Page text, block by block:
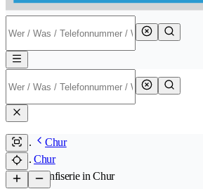
Chur
Chur
/Confiserie in Chur